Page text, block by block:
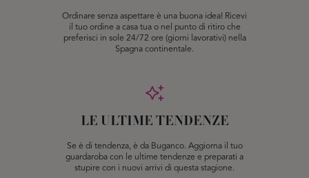
Ordinare senza aspettare è una buona idea! Ricevi
il tuo ordine a casa tua o nel punto di ritiro che
preferisci in sole 24/72 ore (giorni lavorativi) nella
Spagna continentale.
LE ULTIME TENDENZE
Se è di tendenza, è da Buganco. Aggiorna il tuo
guardaroba con le ultime tendenze e preparati a
stupire con i nuovi arrivi di questa stagione.